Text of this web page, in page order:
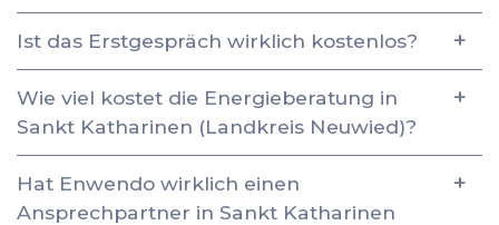
Ist das Erstgespräch wirklich kostenlos?
Wie viel kostet die Energieberatung in
Sankt Katharinen (Landkreis Neuwied)?
Hat Enwendo wirklich einen
Ansprechpartner in Sankt Katharinen